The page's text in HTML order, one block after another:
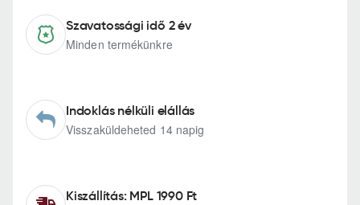
Szavatossági idő 2 év
Minden termékünkre
Indoklás nélküli elállás
Visszaküldeheted 14 napig
Kiszállítás: MPL 1990 Ft